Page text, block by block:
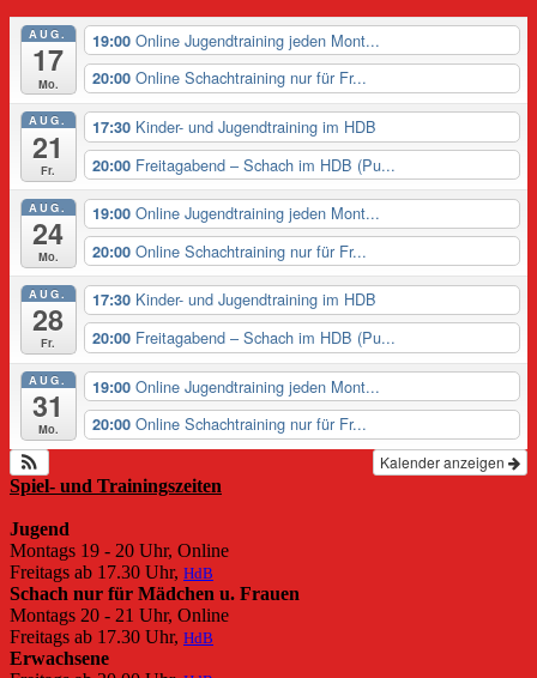
AUG.
17
Mo.
19:00 Online Jugendtraining jeden Mont...
20:00 Online Schachtraining nur für Fr...
AUG.
21
Fr.
17:30 Kinder- und Jugendtraining im HDB
20:00 Freitagabend – Schach im HDB (Pu...
AUG.
24
Mo.
19:00 Online Jugendtraining jeden Mont...
20:00 Online Schachtraining nur für Fr...
AUG.
28
Fr.
17:30 Kinder- und Jugendtraining im HDB
20:00 Freitagabend – Schach im HDB (Pu...
AUG.
31
Mo.
19:00 Online Jugendtraining jeden Mont...
20:00 Online Schachtraining nur für Fr...
Kalender anzeigen
Spiel- und Trainingszeiten
Jugend
Montags 19 - 20 Uhr, Online
Freitags ab 17.30 Uhr, HdB
Schach nur für Mädchen u. Frauen
Montags 20 - 21 Uhr, Online
Freitags ab 17.30 Uhr, HdB
Erwachsene